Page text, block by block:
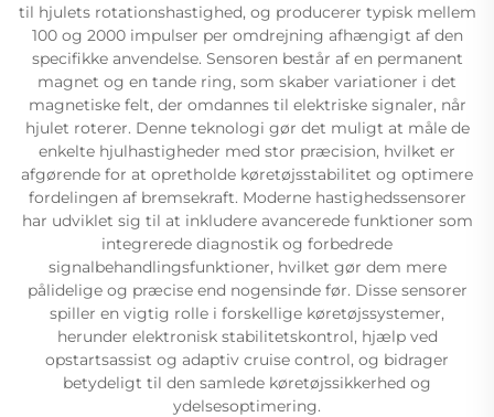
til hjulets rotationshastighed, og producerer typisk mellem
100 og 2000 impulser per omdrejning afhængigt af den
specifikke anvendelse. Sensoren består af en permanent
magnet og en tande ring, som skaber variationer i det
magnetiske felt, der omdannes til elektriske signaler, når
hjulet roterer. Denne teknologi gør det muligt at måle de
enkelte hjulhastigheder med stor præcision, hvilket er
afgørende for at opretholde køretøjsstabilitet og optimere
fordelingen af bremsekraft. Moderne hastighedssensorer
har udviklet sig til at inkludere avancerede funktioner som
integrerede diagnostik og forbedrede
signalbehandlingsfunktioner, hvilket gør dem mere
pålidelige og præcise end nogensinde før. Disse sensorer
spiller en vigtig rolle i forskellige køretøjssystemer,
herunder elektronisk stabilitetskontrol, hjælp ved
opstartsassist og adaptiv cruise control, og bidrager
betydeligt til den samlede køretøjssikkerhed og
ydelsesoptimering.